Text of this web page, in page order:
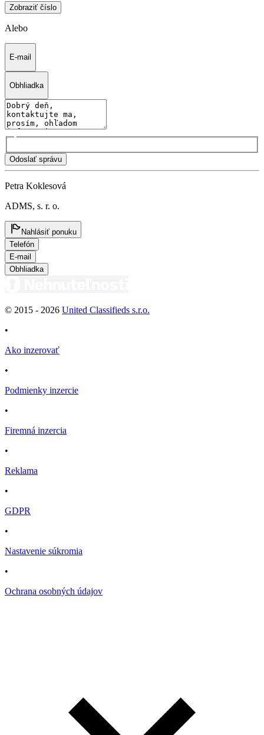
Zobraziť číslo
Alebo
E-mail
Obhliadka
Odoslať správu
Petra Koklesová
ADMS, s. r. o.
Nahlásiť ponuku
Telefón
E-mail
Obhliadka
© 2015 - 2026 United Classifieds s.r.o.
•
Ako inzerovať
•
Podmienky inzercie
•
Firemná inzercia
•
Reklama
•
GDPR
•
Nastavenie súkromia
•
Ochrana osobných údajov